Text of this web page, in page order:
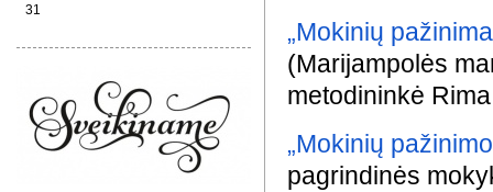
31
„Mokinių
(Marijampolės
metodininkė
„Mokinių
pagrindinės